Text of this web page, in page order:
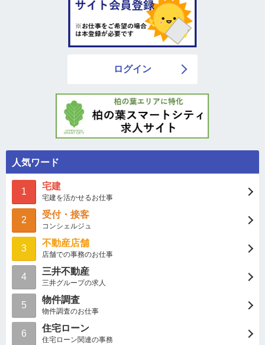
ログイン
人気ワード
1
宅建
宅建を活かせるお仕事
2
受付・接客
コンシェルジュ
3
不動産店舗
店舗での事務のお仕事
4
三井不動産
三井グループの求人
5
物件調査
物件調査のお仕事
6
住宅ローン
住宅ローン関連の事務